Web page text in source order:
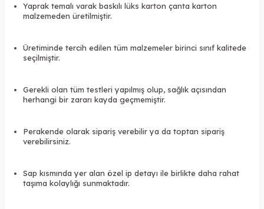
Yaprak temalı varak baskılı lüks karton çanta karton
malzemeden üretilmiştir.
Üretiminde tercih edilen tüm malzemeler birinci sınıf kalitede
seçilmiştir.
Gerekli olan tüm testleri yapılmış olup, sağlık açısından
herhangi bir zararı kayda geçmemiştir.
Perakende olarak sipariş verebilir ya da toptan sipariş
verebilirsiniz.
Sap kısmında yer alan özel ip detayı ile birlikte daha rahat
taşıma kolaylığı sunmaktadır.